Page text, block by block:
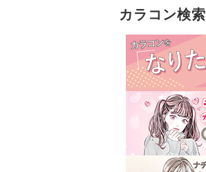
カラコン検索